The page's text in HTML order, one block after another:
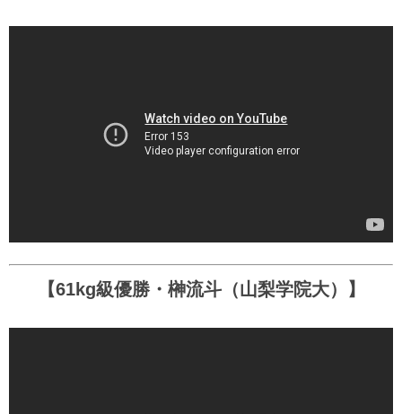
【61kg級優勝・榊流斗（山梨学院大）】